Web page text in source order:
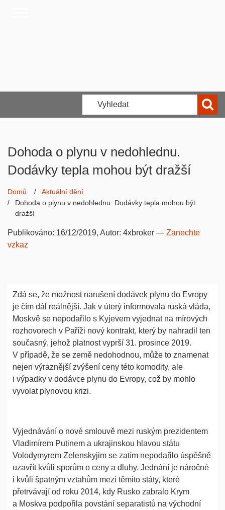
Dohoda o plynu v nedohlednu.
Dodávky tepla mohou být dražší
Domů
Aktuální dění
Dohoda o plynu v nedohlednu. Dodávky tepla mohou být
dražší
Publikováno: 16/12/2019, Autor: 4xbroker — Zanechte
vzkaz
Zdá se, že možnost narušení dodávek plynu do Evropy
je čím dál reálnější. Jak v úterý informovala ruská vláda,
Moskvě se nepodařilo s Kyjevem vyjednat na mírových
rozhovorech v Paříži nový kontrakt, který by nahradil ten
současný, jehož platnost vyprší 31. prosince 2019.
V případě, že se země nedohodnou, může to znamenat
nejen výraznější zvýšení ceny této komodity, ale
i výpadky v dodávce plynu do Evropy, což by mohlo
vyvolat plynovou krizi.
Vyjednávání o nové smlouvě mezi ruským prezidentem
Vladimírem Putinem a ukrajinskou hlavou státu
Volodymyrem Zelenskyjim se zatím nepodařilo úspěšně
uzavřít kvůli sporům o ceny a dluhy. Jednání je náročné
i kvůli špatným vztahům mezi těmito státy, které
přetrvávají od roku 2014, kdy Rusko zabralo Krym
a Moskva podpořila povstání separatistů na východní